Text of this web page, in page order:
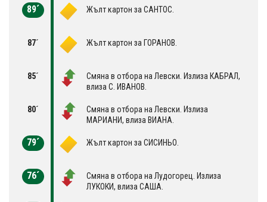
89´ Жълт картон за САНТОС.
87´ Жълт картон за ГОРАНОВ.
85´
Смяна в отбора на Левски. Излиза КАБРАЛ,
влиза С. ИВАНОВ.
80´
Смяна в отбора на Левски. Излиза
МАРИАНИ, влиза ВИАНА.
79´ Жълт картон за СИСИНЬО.
76´
Смяна в отбора на Лудогорец. Излиза
ЛУКОКИ, влиза САША.